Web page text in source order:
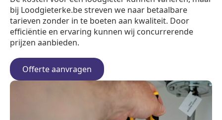
bij Loodgieterke.be streven we naar betaalbare
tarieven zonder in te boeten aan kwaliteit. Door
efficiëntie en ervaring kunnen wij concurrerende
prijzen aanbieden.
Offerte aanvragen